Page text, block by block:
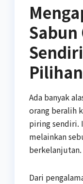
Sabun
Ada banyak
orang beralih
piring sendiri.
melainkan
berkelanjutan.
Dari